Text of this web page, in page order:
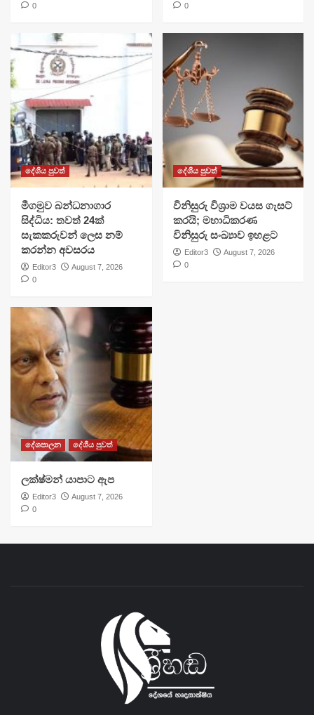
0
0
දේශීය පුවත්
මීගමුව බන්ධනාගාර
සිද්ධිය: තවත් 24ක්
සැකකරුවන් ලෙස නම්
කරන්න අවසරය
Editor3
August 7, 2026
0
දේශීය පුවත්
විනිසුරු විශ්‍රාම වයස ගැසට්
කරයි; මහාධිකරණ
විනිසුරු සංඛ්‍යාව ඉහළට
Editor3
August 7, 2026
0
දේශපාලන දේශීය පුවත්
ලක්ෂ්මන් යාපාට ඇප
Editor3
August 7, 2026
0